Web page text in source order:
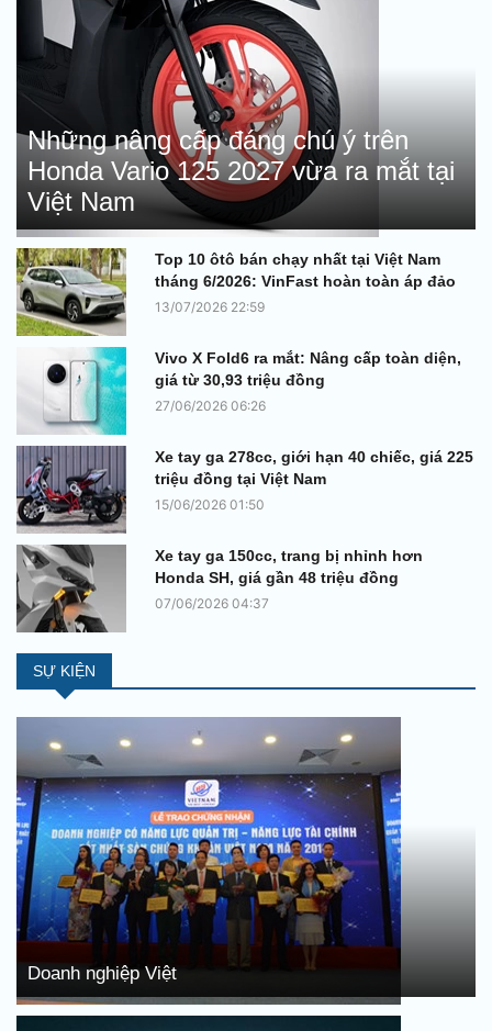
Những nâng cấp đáng chú ý trên
Honda Vario 125 2027 vừa ra mắt tại
Việt Nam
Top 10 ôtô bán chạy nhất tại Việt Nam
tháng 6/2026: VinFast hoàn toàn áp đảo
13/07/2026 22:59
Vivo X Fold6 ra mắt: Nâng cấp toàn diện,
giá từ 30,93 triệu đồng
27/06/2026 06:26
Xe tay ga 278cc, giới hạn 40 chiếc, giá 225
triệu đồng tại Việt Nam
15/06/2026 01:50
Xe tay ga 150cc, trang bị nhỉnh hơn
Honda SH, giá gần 48 triệu đồng
07/06/2026 04:37
SỰ KIỆN
Doanh nghiệp Việt